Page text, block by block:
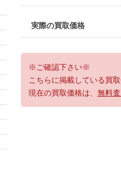
実際の買取価格
※ご確認下さい※
こちらに掲載している買
現在の買取価格は、 無料